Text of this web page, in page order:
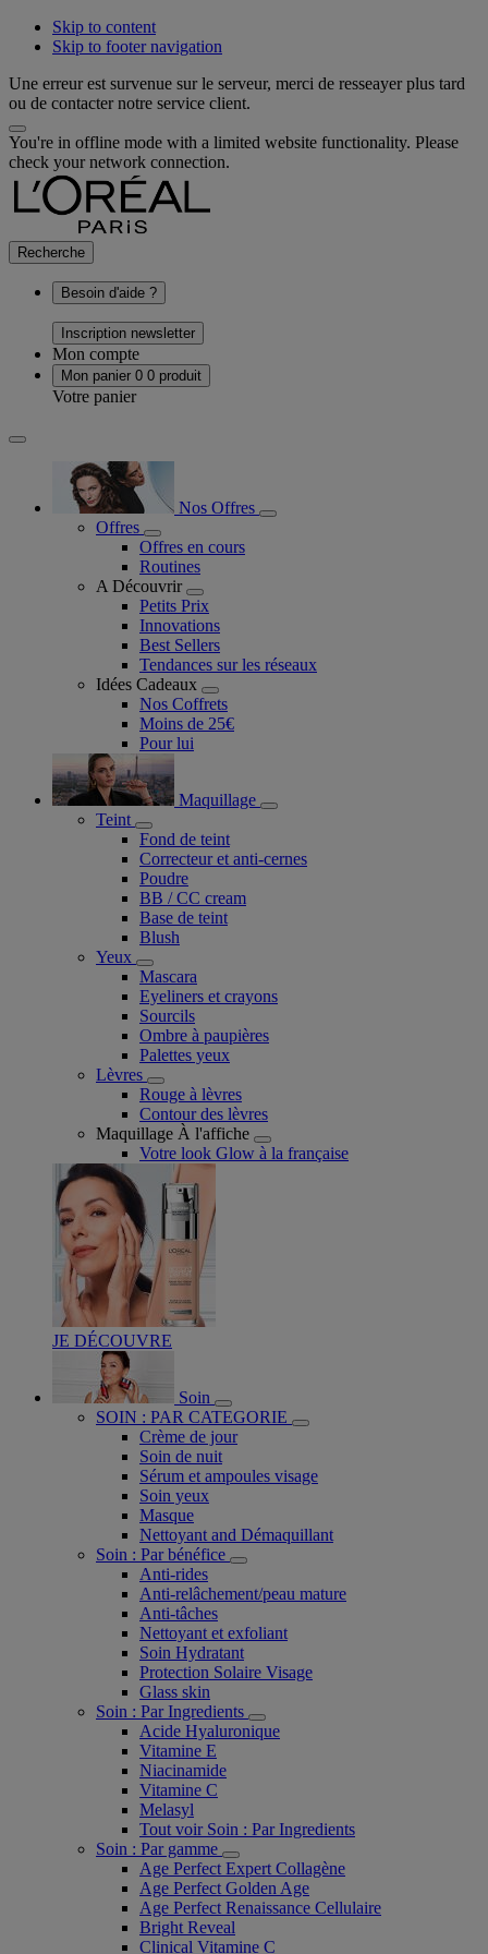
Skip to content
Skip to footer navigation
Une erreur est survenue sur le serveur, merci de resseayer plus tard
ou de contacter notre service client.
You're in offline mode with a limited website functionality. Please
check your network connection.
Recherche
Besoin d'aide ?
Inscription newsletter
Mon compte
Mon panier 0 0 produit
Votre panier
Nos Offres
Offres
Offres en cours
Routines
A Découvrir
Petits Prix
Innovations
Best Sellers
Tendances sur les réseaux
Idées Cadeaux
Nos Coffrets
Moins de 25€
Pour lui
Maquillage
Teint
Fond de teint
Correcteur et anti-cernes
Poudre
BB / CC cream
Base de teint
Blush
Yeux
Mascara
Eyeliners et crayons
Sourcils
Ombre à paupières
Palettes yeux
Lèvres
Rouge à lèvres
Contour des lèvres
Maquillage À l'affiche
Votre look Glow à la française
JE DÉCOUVRE
Soin
SOIN : PAR CATEGORIE
Crème de jour
Soin de nuit
Sérum et ampoules visage
Soin yeux
Masque
Nettoyant and Démaquillant
Soin : Par bénéfice
Anti-rides
Anti-relâchement/peau mature
Anti-tâches
Nettoyant et exfoliant
Soin Hydratant
Protection Solaire Visage
Glass skin
Soin : Par Ingredients
Acide Hyaluronique
Vitamine E
Niacinamide
Vitamine C
Melasyl
Tout voir Soin : Par Ingredients
Soin : Par gamme
Age Perfect Expert Collagène
Age Perfect Golden Age
Age Perfect Renaissance Cellulaire
Bright Reveal
Clinical Vitamine C